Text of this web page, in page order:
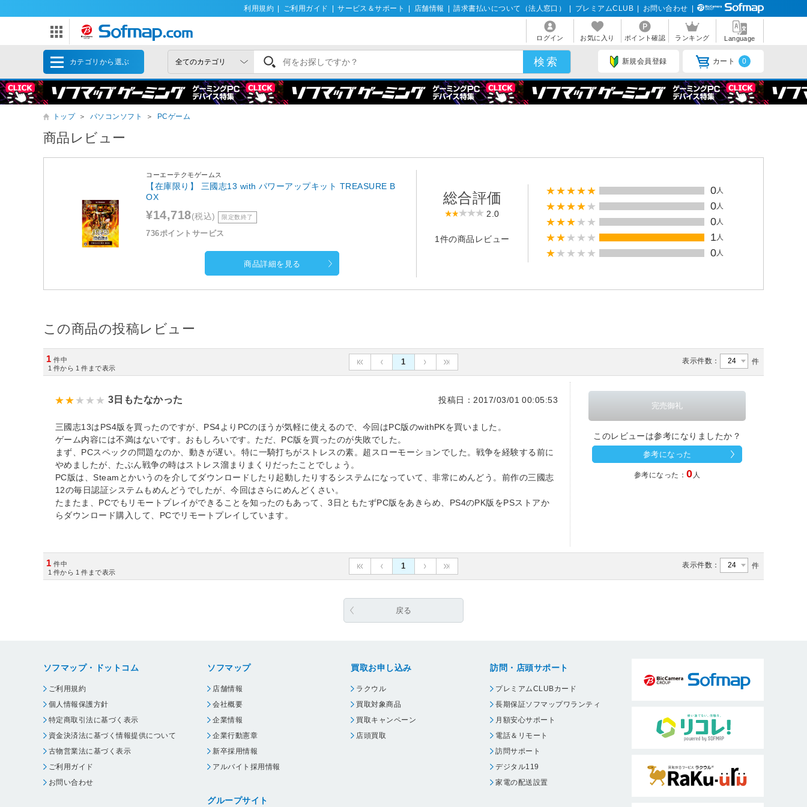
利用規約 ご利用ガイド サービス＆サポート 店舗情報 請求書払いについて（法人窓口） プレミアムCLUB お問い合わせ
ログイン お気に入り ポイント確認 ランキング Language
カテゴリから選ぶ 新規会員登録 カート 0
トップ ＞ パソコンソフト ＞ PCゲーム
商品レビュー
コーエーテクモゲームス
【在庫限り】 三國志13 with パワーアップキット TREASURE B
OX
¥14,718(税込) 限定数終了
736ポイントサービス
商品詳細を見る
総合評価
2.0
1件の商品レビュー
0人
0人
0人
1人
0人
この商品の投稿レビュー
1 件中
1 件から 1 件まで表示
1 表示件数： 件
3日もたなかった 投稿日：2017/03/01 00:05:53
三國志13はPS4版を買ったのですが、PS4よりPCのほうが気軽に使えるので、今回はPC版のwithPKを買いました。
ゲーム内容には不満はないです。おもしろいです。ただ、PC版を買ったのが失敗でした。
まず、PCスペックの問題なのか、動きが遅い。特に一騎打ちがストレスの素。超スローモーションでした。戦争を経験する前に
やめましたが、たぶん戦争の時はストレス溜まりまくりだったことでしょう。
PC版は、Steamとかいうのを介してダウンロードしたり起動したりするシステムになっていて、非常にめんどう。前作の三國志
12の毎日認証システムもめんどうでしたが、今回はさらにめんどくさい。
たまたま、PCでもリモートプレイができることを知ったのもあって、3日ともたずPC版をあきらめ、PS4のPK版をPSストアか
らダウンロード購入して、PCでリモートプレイしています。
このレビューは参考になりましたか？
参考になった
参考になった：0 人
1 件中
1 件から 1 件まで表示
1 表示件数： 件
戻る
ソフマップ・ドットコム
ご利用規約
個人情報保護方針
特定商取引法に基づく表示
資金決済法に基づく情報提供について
古物営業法に基づく表示
ご利用ガイド
お問い合わせ
ソフマップ
店舗情報
会社概要
企業情報
企業行動憲章
新卒採用情報
アルバイト採用情報
グループサイト
買取お申し込み
ラクウル
買取対象商品
買取キャンペーン
店頭買取
訪問・店頭サポート
プレミアムCLUBカード
長期保証ソフマップワランティ
月額安心サポート
電話＆リモート
訪問サポート
デジタル119
家電の配送設置